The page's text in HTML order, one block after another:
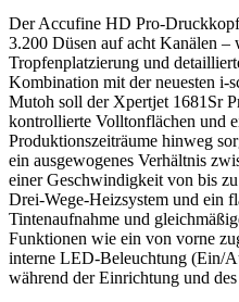
Der Accufine HD Pro-
3.200 Düsen auf acht Kanälen –
Tropfenplatzierung und
Kombination mit der neuesten i-
Mutoh soll der Xpertjet 1681Sr
kontrollierte Volltonflächen und
Produktionszeiträume hinweg
ein ausgewogenes Verhältnis
einer Geschwindigkeit von bis
Drei-Wege-Heizsystem und ein
Tintenaufnahme und
Funktionen wie ein von vorne
interne LED-Beleuchtung (Ein/
während der Einrichtung und